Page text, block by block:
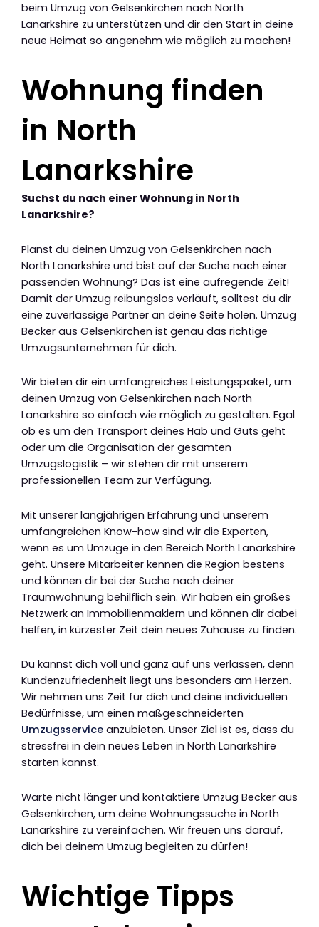
beim Umzug von Gelsenkirchen nach North
Lanarkshire zu unterstützen und dir den Start in deine
neue Heimat so angenehm wie möglich zu machen!
Wohnung finden
in North
Lanarkshire
Suchst du nach einer Wohnung in North
Lanarkshire?
Planst du deinen Umzug von Gelsenkirchen nach
North Lanarkshire und bist auf der Suche nach einer
passenden Wohnung? Das ist eine aufregende Zeit!
Damit der Umzug reibungslos verläuft, solltest du dir
eine zuverlässige Partner an deine Seite holen. Umzug
Becker aus Gelsenkirchen ist genau das richtige
Umzugsunternehmen für dich.
Wir bieten dir ein umfangreiches Leistungspaket, um
deinen Umzug von Gelsenkirchen nach North
Lanarkshire so einfach wie möglich zu gestalten. Egal
ob es um den Transport deines Hab und Guts geht
oder um die Organisation der gesamten
Umzugslogistik – wir stehen dir mit unserem
professionellen Team zur Verfügung.
Mit unserer langjährigen Erfahrung und unserem
umfangreichen Know-how sind wir die Experten,
wenn es um Umzüge in den Bereich North Lanarkshire
geht. Unsere Mitarbeiter kennen die Region bestens
und können dir bei der Suche nach deiner
Traumwohnung behilflich sein. Wir haben ein großes
Netzwerk an Immobilienmaklern und können dir dabei
helfen, in kürzester Zeit dein neues Zuhause zu finden.
Du kannst dich voll und ganz auf uns verlassen, denn
Kundenzufriedenheit liegt uns besonders am Herzen.
Wir nehmen uns Zeit für dich und deine individuellen
Bedürfnisse, um einen maßgeschneiderten
Umzugsservice anzubieten. Unser Ziel ist es, dass du
stressfrei in dein neues Leben in North Lanarkshire
starten kannst.
Warte nicht länger und kontaktiere Umzug Becker aus
Gelsenkirchen, um deine Wohnungssuche in North
Lanarkshire zu vereinfachen. Wir freuen uns darauf,
dich bei deinem Umzug begleiten zu dürfen!
Wichtige Tipps